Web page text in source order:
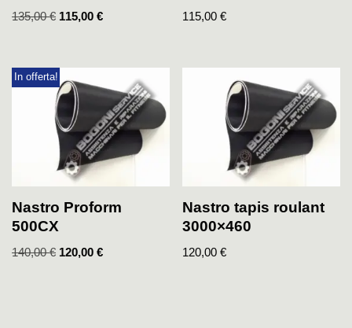
135,00€ 115,00 € 115,00€
In offerta!
Nastro Proform
500CX
140,00€ 120,00 €
Nastro tapis roulant
3000×460
120,00€